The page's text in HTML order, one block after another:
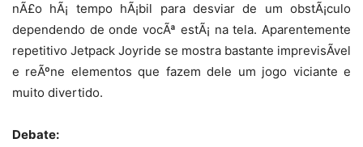
nÃ£o hÃ¡ tempo hÃ¡bil para desviar de um obstÃ¡culo
dependendo de onde vocÃª estÃ¡ na tela. Aparentemente
repetitivo Jetpack Joyride se mostra bastante imprevisÃ­vel
e reÃºne elementos que fazem dele um jogo viciante e
muito divertido.
Debate: